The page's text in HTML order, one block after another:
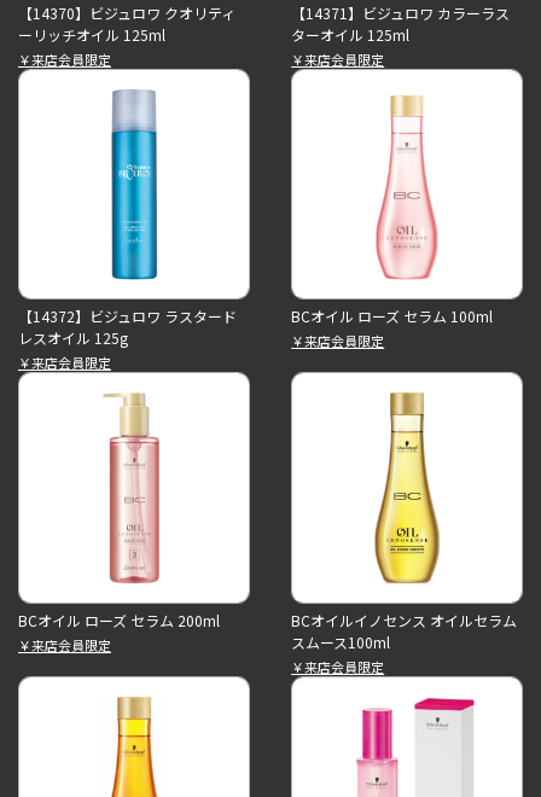
【14370】ビジュロワ クオリティ
ーリッチオイル 125ml
￥来店会員限定
【14371】ビジュロワ カラーラス
ターオイル 125ml
￥来店会員限定
【14372】ビジュロワ ラスタード
レスオイル 125g
￥来店会員限定
BCオイル ローズ セラム 100ml
￥来店会員限定
BCオイル ローズ セラム 200ml
￥来店会員限定
BCオイルイノセンス オイルセラム
スムース100ml
￥来店会員限定